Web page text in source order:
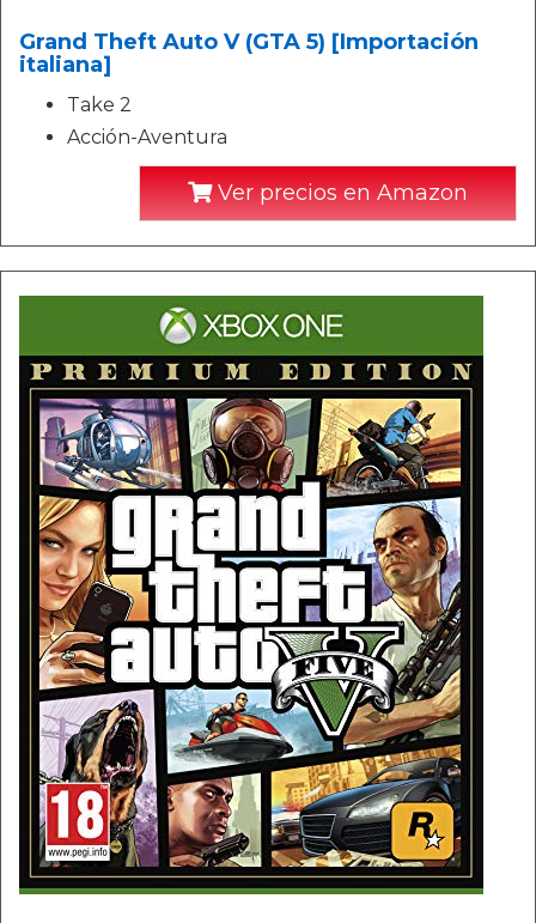
Grand Theft Auto V (GTA 5) [Importación
italiana]
Take 2
Acción-Aventura
Ver precios en Amazon